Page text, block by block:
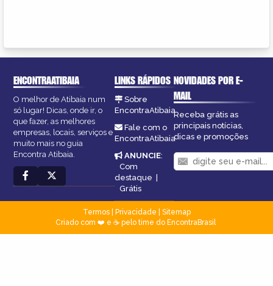
ENCONTRAATIBAIA
O melhor de Atibaia num
só lugar! Dicas, onde ir, o
que fazer, as melhores
empresas, locais, serviços e
muito mais no guia
Encontra Atibaia.
LINKS RÁPIDOS
Sobre
EncontraAtibaia
Fale com o
EncontraAtibaia
ANUNCIE:
Com
destaque
Grátis
NOVIDADES POR E-
MAIL
Receba grátis as
principais notícias,
dicas e promoções
Termos| Privacidade
Sitemap
Criado com ❤️ e ☕ pelo time do EncontraBrasil